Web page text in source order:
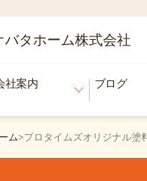
バタホーム株式会社
社案内 ブログ
ム>プロタイムズオリジナル塗